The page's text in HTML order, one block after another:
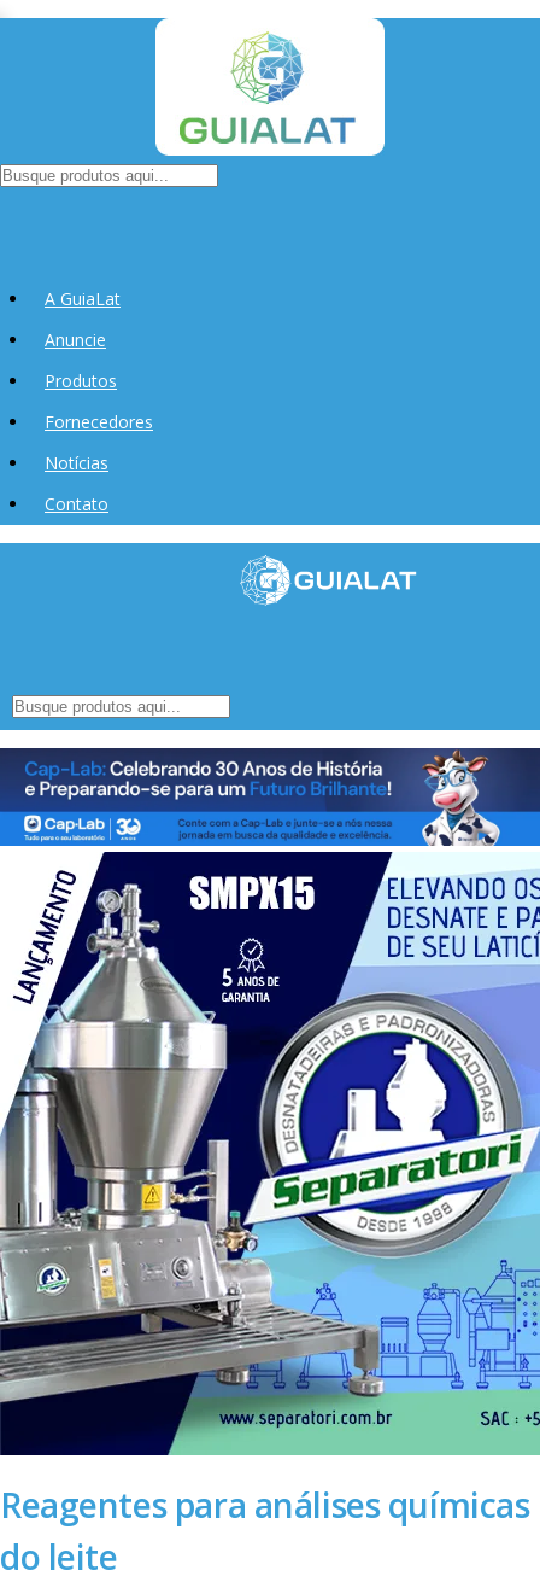
A GuiaLat
Anuncie
Produtos
Fornecedores
Notícias
Contato
Reagentes para análises químicas
do leite